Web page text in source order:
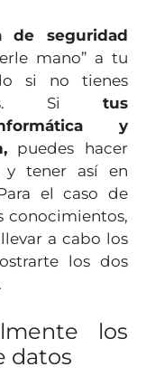
de seguridad
mano” a tu
si no tienes
Si tus
y
puedes hacer
y tener así en
el caso de
conocimientos,
a cabo los
los dos
los
datos